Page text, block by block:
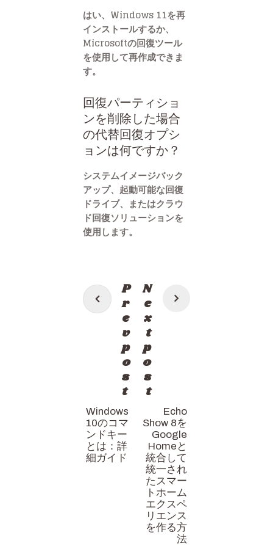
はい、Windows 11を再
インストールするか、
Microsoftの回復ツール
を使用して再作成できま
す。
回復パーティショ
ンを削除した場合
の代替回復オプシ
ョンは何ですか？
システムイメージバック
アップ、起動可能な回復
ドライブ、またはクラウ
ド回復ソリューションを
使用します。
投
稿
ョ
ン
P
r
e
v
p
o
s
t
Windows
10のコマ
ンドキー
とは：詳
細ガイド
N
e
x
t
p
o
s
t
Echo
Show 8を
Google
Homeと
統合して
統一され
たスマー
トホーム
エクスペ
リエンス
を作る方
法